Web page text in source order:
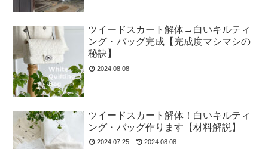
ツイードスカート解体→白いキルティ
ング・バッグ完成【完成度マシマシの
秘訣】
2024.08.08
ツイードスカート解体！白いキルティ
ング・バッグ作ります【材料解説】
2024.07.25 2024.08.08